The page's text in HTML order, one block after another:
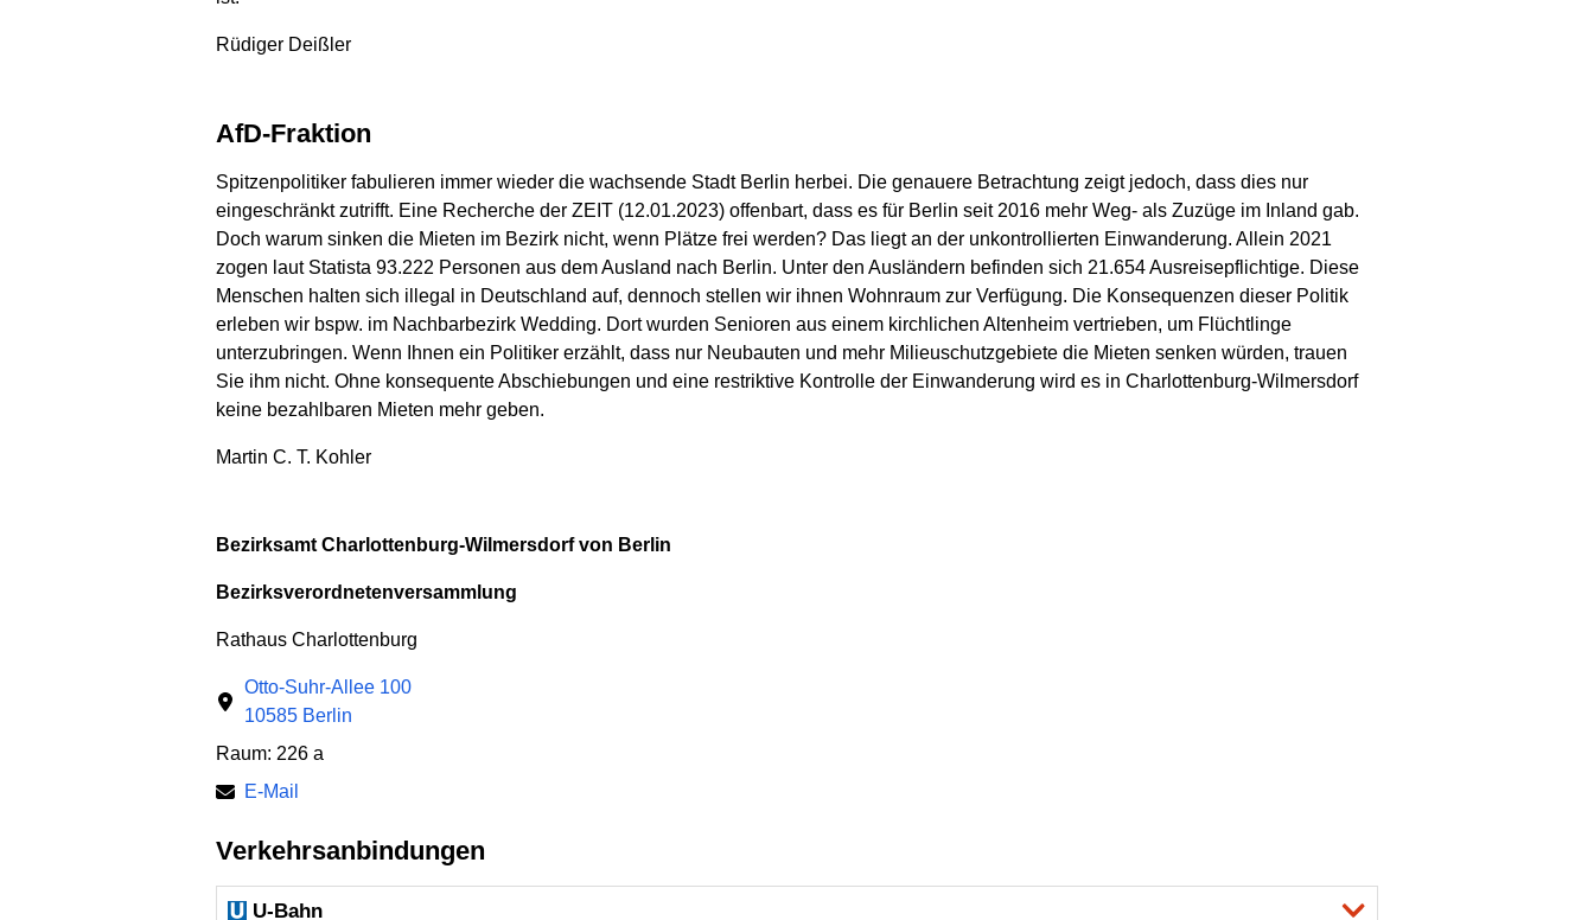
Rüdiger Deißler
AfD-Fraktion
Spitzenpolitiker fabulieren immer wieder die wachsende Stadt Berlin herbei. Die genauere Betrachtung zeigt jedoch, dass dies nur
eingeschränkt zutrifft. Eine Recherche der ZEIT (12.01.2023) offenbart, dass es für Berlin seit 2016 mehr Weg- als Zuzüge im Inland gab.
Doch warum sinken die Mieten im Bezirk nicht, wenn Plätze frei werden? Das liegt an der unkontrollierten Einwanderung. Allein 2021
zogen laut Statista 93.222 Personen aus dem Ausland nach Berlin. Unter den Ausländern befinden sich 21.654 Ausreisepflichtige. Diese
Menschen halten sich illegal in Deutschland auf, dennoch stellen wir ihnen Wohnraum zur Verfügung. Die Konsequenzen dieser Politik
erleben wir bspw. im Nachbarbezirk Wedding. Dort wurden Senioren aus einem kirchlichen Altenheim vertrieben, um Flüchtlinge
unterzubringen. Wenn Ihnen ein Politiker erzählt, dass nur Neubauten und mehr Milieuschutzgebiete die Mieten senken würden, trauen
Sie ihm nicht. Ohne konsequente Abschiebungen und eine restriktive Kontrolle der Einwanderung wird es in Charlottenburg-Wilmersdorf
keine bezahlbaren Mieten mehr geben.
Martin C. T. Kohler
Bezirksamt Charlottenburg-Wilmersdorf von Berlin
Bezirksverordnetenversammlung
Rathaus Charlottenburg
Otto-Suhr-Allee 100
10585 Berlin
Raum: 226 a
E-Mail
Verkehrsanbindungen
U-Bahn